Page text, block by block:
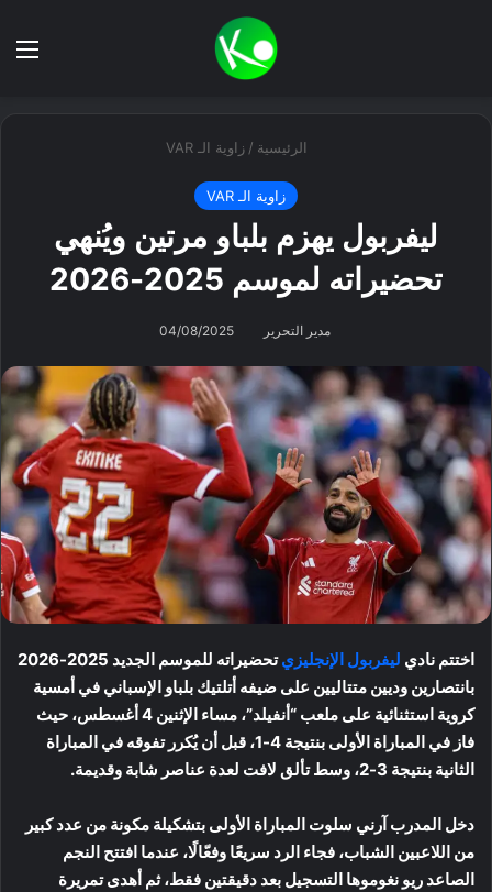
الرئيسية / زاوية الـ VAR
زاوية الـ VAR
ليفربول يهزم بلباو مرتين ويُنهي
تحضيراته لموسم 2025-2026
مدير التحرير 04/08/2025
اختتم نادي ليفربول الإنجليزي
تحضيراته للموسم الجديد 2025-2026
بانتصارين وديين متتاليين على ضيفه أتلتيك بلباو الإسباني في أمسية
كروية استثنائية على ملعب “أنفيلد”، مساء الإثنين 4 أغسطس، حيث
فاز في المباراة الأولى بنتيجة 4-1، قبل أن يُكرر تفوقه في المباراة
الثانية بنتيجة 3-2، وسط تألق لافت لعدة عناصر شابة وقديمة.
دخل المدرب آرني سلوت المباراة الأولى بتشكيلة مكونة من عدد كبير
من اللاعبين الشباب، فجاء الرد سريعًا وفعّالًا، عندما افتتح النجم
الصاعد ريو نغوموها التسجيل بعد دقيقتين فقط، ثم أهدى تمريرة